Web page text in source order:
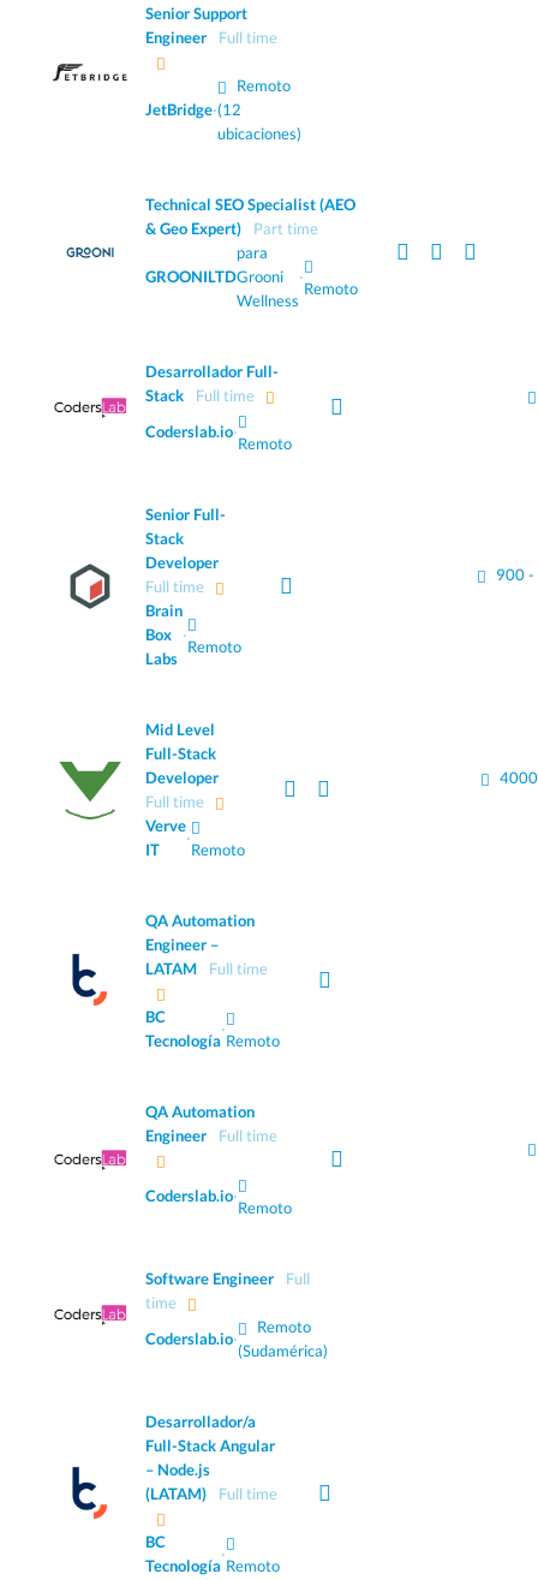
Senior Support
Engineer
Full time
JetBridge·
Remoto
(12
ubicaciones)
Technical SEO Specialist (AEO
& Geo Expert)
Part time
GROONILTD
para
Grooni
Wellness
·
Remoto
Desarrollador Full-
Stack
Full time
Coderslab.io·
Remoto
Senior Full-
Stack
Developer
Full time
Brain
Box
Labs
·
Remoto
900 -
Mid Level
Full-Stack
Developer
Full time
Verve
IT
·
Remoto
QA Automation
Engineer –
LATAM
Full time
BC
Tecnología
·
Remoto
QA Automation
Engineer
Full time
Coderslab.io·
Remoto
Software Engineer
Full
time
Coderslab.io·
Remoto
(Sudamérica)
Desarrollador/a
Full-Stack Angular
– Node.js
(LATAM)
Full time
BC
Tecnología
·
Remoto